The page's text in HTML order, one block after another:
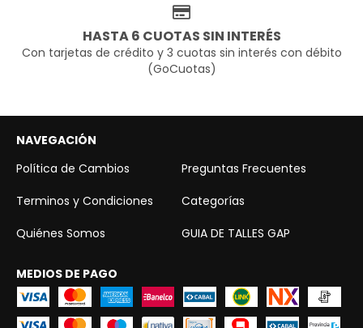
HASTA 6 CUOTAS SIN INTERÉS
Con tarjetas de crédito y 3 cuotas sin interés con débito
(GoCuotas)
NAVEGACIÓN
Política de Cambios
Preguntas Frecuentes
Terminos y Condiciones
Categorías
Quiénes Somos
GUIA DE TALLES GAP
MEDIOS DE PAGO